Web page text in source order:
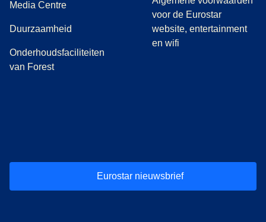
Media Centre( opent in een nieuwe tab)
Duurzaamheid
Onderhoudsfaciliteiten
van Forest
voor de Eurostar
website, entertainment
en wifi
Eurostar nieuwsbrief